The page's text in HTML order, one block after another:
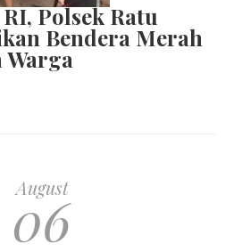
Polsek Ratu
Bendera Merah
August
06